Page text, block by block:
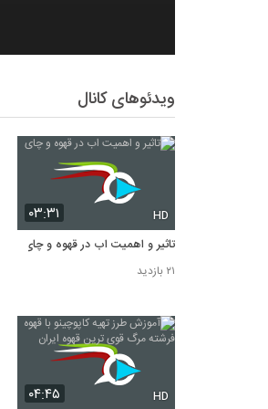
ویدئوهای کانال
۰۳:۳۱ HD
تاثیر و اهمیت اب در قهوه و چای
۲۱ بازدید
۰۴:۴۵ HD